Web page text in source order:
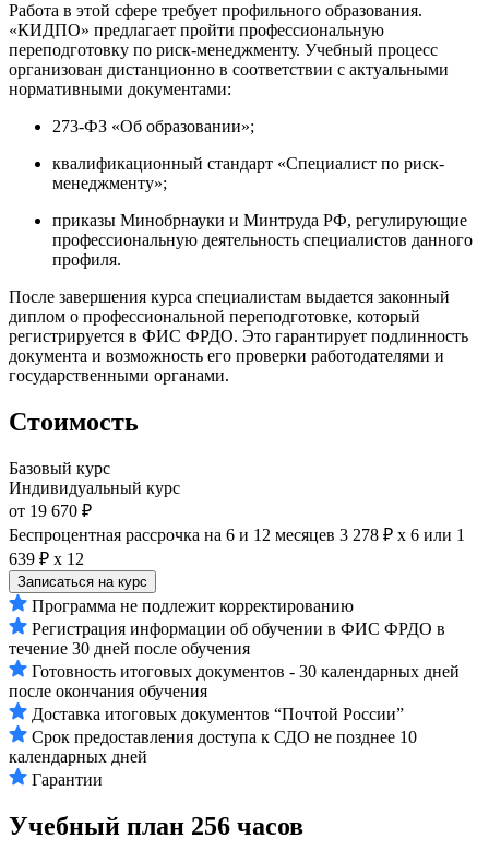
Работа в этой сфере требует профильного образования.
«КИДПО» предлагает пройти профессиональную
переподготовку по риск-менеджменту. Учебный процесс
организован дистанционно в соответствии с актуальными
нормативными документами:
273-ФЗ «Об образовании»;
квалификационный стандарт «Специалист по риск-
менеджменту»;
приказы Минобрнауки и Минтруда РФ, регулирующие
профессиональную деятельность специалистов данного
профиля.
После завершения курса специалистам выдается законный
диплом о профессиональной переподготовке, который
регистрируется в ФИС ФРДО. Это гарантирует подлинность
документа и возможность его проверки работодателями и
государственными органами.
Стоимость
Базовый курс
Индивидуальный курс
от 19 670 ₽
Беспроцентная рассрочка на 6 и 12 месяцев 3 278 ₽ х 6 или 1
639 ₽ х 12
Записаться на курс
Программа не подлежит корректированию
Регистрация информации об обучении в ФИС ФРДО в
течение 30 дней после обучения
Готовность итоговых документов - 30 календарных дней
после окончания обучения
Доставка итоговых документов “Почтой России”
Срок предоставления доступа к СДО не позднее 10
календарных дней
Гарантии
Учебный план 256 часов